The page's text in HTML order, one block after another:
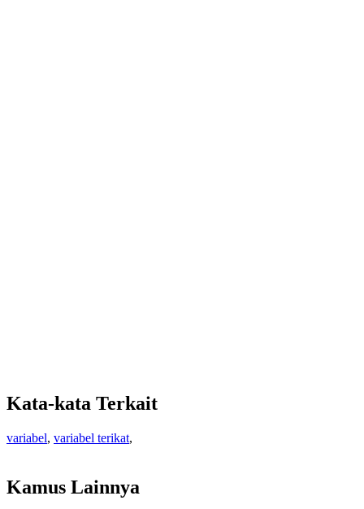
Kata-kata Terkait
variabel, variabel terikat,
Kamus Lainnya